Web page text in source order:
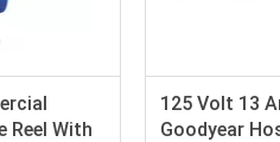
Reel With
125 Volt 13
Goodyear